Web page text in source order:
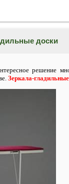
доски
решение
Зеркала-